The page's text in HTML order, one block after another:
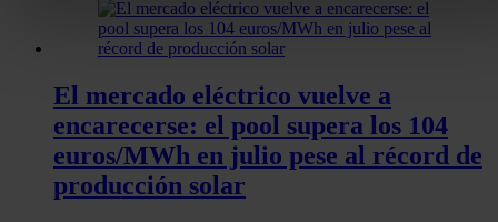
buscar características específicas (huellas digitales)
Obtenga más información sobre cómo se procesan sus
datos. Puede cambiar o retirar su consentimiento en
momento en la Declaración de cookies.
Las cookies de este sitio web se usan para personalizar el
contenido y los anuncios, ofrecer funciones de redes
El mercado eléctrico vuelve a
encarecerse: el pool supera los 104
euros/MWh en julio pese al récord de
producción solar